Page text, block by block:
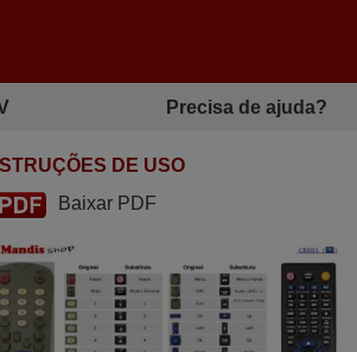
Precisa de ajuda?
DE USO
Baixar PDF